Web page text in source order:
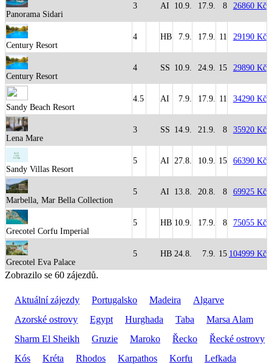
Panorama Sidari
3 AI 10.9. 17.9. 8 26860 Kč
Century Resort
4 HB 7.9. 17.9. 11 29190 Kč
Century Resort
4 SS 10.9. 24.9. 15 29890 Kč
Sandy Beach Resort
4.5 AI 7.9. 17.9. 11 34290 Kč
Lena Mare
3 SS 14.9. 21.9. 8 35920 Kč
Sandy Villas Resort
5 AI 27.8. 10.9. 15 66390 Kč
Marbella, Mar Bella Collection
5 AI 13.8. 20.8. 8 69925 Kč
Grecotel Corfu Imperial
5 HB 10.9. 17.9. 8 75055 Kč
Grecotel Eva Palace
5 HB 24.8. 7.9. 15 104999 Kč
Zobrazilo se 60 zájezdů.
Aktuální zájezdy Portugalsko Madeira
Algarve
Azorské ostrovy
Egypt Hurghada Taba
Marsa Alam
Sharm El Sheikh
Gruzie Maroko Řecko
Řecké ostrovy
Kós
Kréta Rhodos Karpathos Korfu
Lefkada